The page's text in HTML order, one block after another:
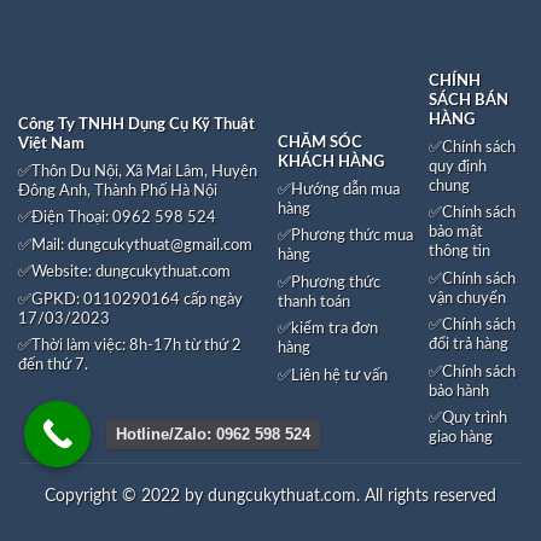
WordPress &
WooCommerce Expert
ipsum dolor sit amet, consectetuer adipiscing elit.
Công Ty TNHH Dụng Cụ Kỹ Thuật
Việt Nam
✅Thôn Du Nội, Xã Mai Lâm, Huyện
Đông Anh, Thành Phố Hà Nội
✅Điện Thoại: 0962 598 524
✅Mail: dungcukythuat@gmail.com
✅Website: dungcukythuat.com
✅GPKD: 0110290164 cấp ngày
17/03/2023
✅Thời làm việc: 8h-17h từ thứ 2
đến thứ 7.
CHĂM SÓC
KHÁCH HÀNG
✅Hướng dẫn mua
hàng
✅Phương thức mua
hàng
✅Phương thức
thanh toán
✅kiểm tra đơn
hàng
✅Liên hệ tư vấn
CHÍNH
SÁCH BÁN
HÀNG
✅Chính sách
quy định
chung
✅Chính sách
bảo mật
thông tin
✅Chính sách
vận chuyển
✅Chính sách
đổi trả hàng
✅Chính sách
bảo hành
✅Quy trình
giao hàng
Copyright © 2022 by dungcukythuat.com. All rights reserved
Hotline/Zalo: 0962 598 524